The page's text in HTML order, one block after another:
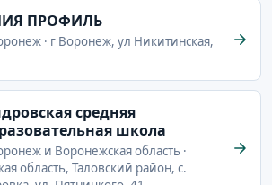
ПРОФИЛЬ
· г Воронеж, ул Никитинская,
средняя
школа
и Воронежская область ·
область, Таловский район, с.